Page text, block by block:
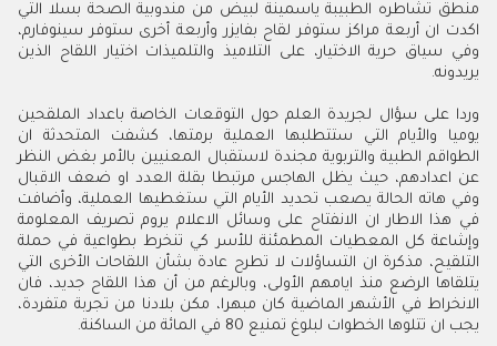
منطق تشاطره الطبيبة ياسمينة لبيض من مندوبية الصحة بسلا التي
اكدت ان أربعة مراكز ستوفر لقاح بفايزر وأربعة أخرى ستوفر سينوفارم،
وفي سياق حرية الاختيار، على التلاميذ والتلميذات اختيار اللقاح الذين
يريدونه.
وردا على سؤال لجريدة العلم حول التوقعات الخاصة باعداد الملقحين
يوميا والأيام التي ستتطلبها العملية برمتها، كشفت المتحدثة ان
الطواقم الطبية والتربوية مجندة لاستقبال المعنيين بالأمر بغض النظر
عن اعدادهم، حيث يظل الهاجس مرتبطا بقلة العدد او ضعف الاقبال
وفي هاته الحالة يصعب تحديد الأيام التي ستغطيها العملية، وأضافت
في هذا الاطار ان الانفتاح على وسائل الاعلام يروم تصريف المعلومة
وإشاعة كل المعطيات المطمئنة للأسر كي تنخرط بطواعية في حملة
التلقيح، مذكرة ان التساؤلات لا تطرح عادة بشأن اللقاحات الأخرى التي
يتلقاها الرضع منذ ايامهم الأولى، وبالرغم من أن هذا اللقاح جديد، فان
الانخراط في الأشهر الماضية كان مبهرا، مكن بلادنا من تجربة متفردة،
يجب ان تتلوها الخطوات لبلوغ تمنيع 80 في المائة من الساكنة.